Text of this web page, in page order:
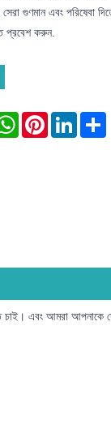
গুণমান এবং পরিষেবা
প্রবেশ করুন.
WhatsAppPinterest
চাই। এবং আমরা